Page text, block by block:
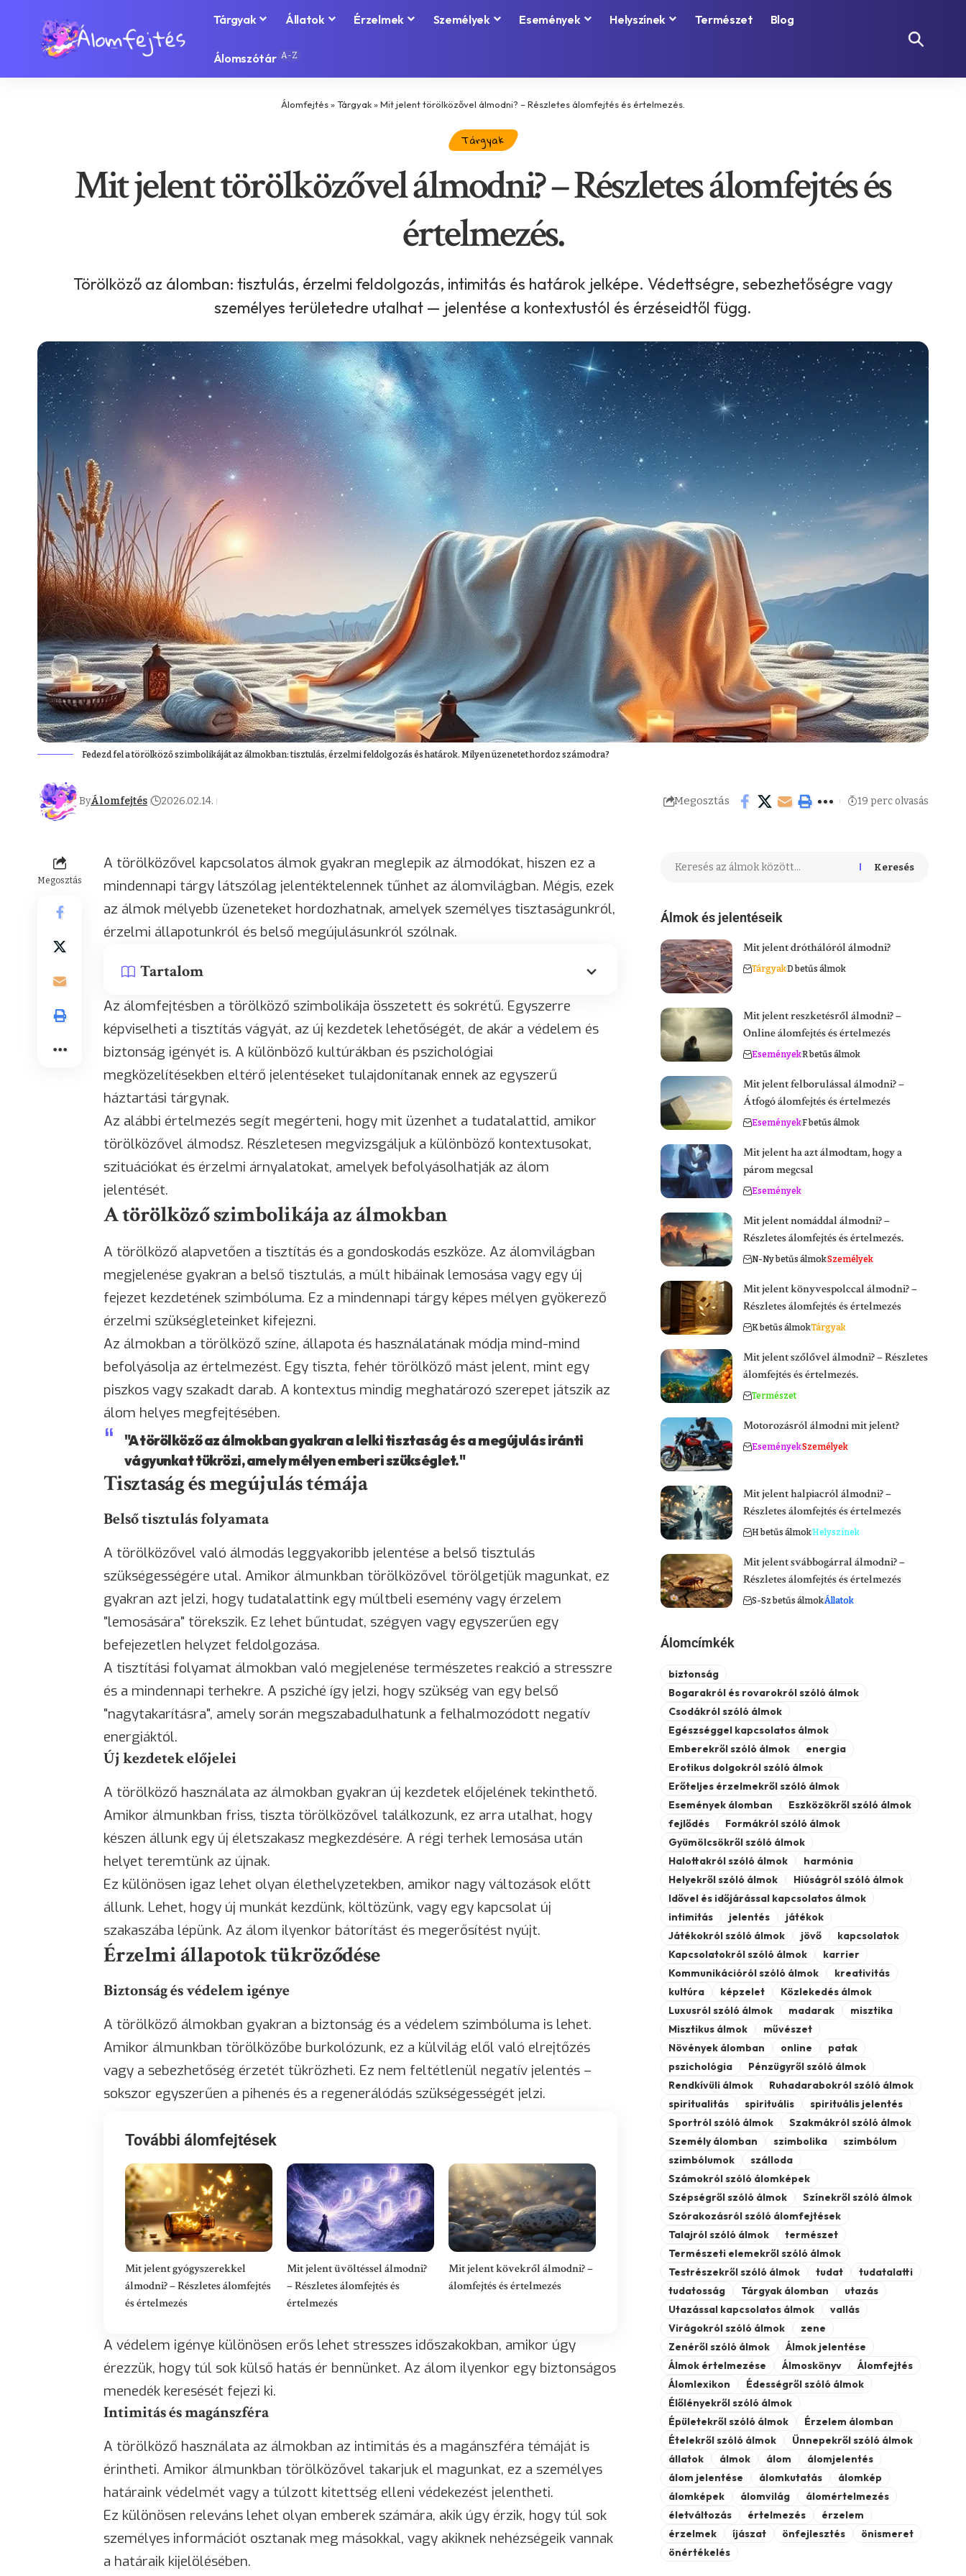
Tárgyak Állatok Érzelmek Személyek Események Helyszínek Természet Blog
Álomszótár A-Z
Álomfejtés»Tárgyak»Mit jelent törölközővel álmodni? – Részletes álomfejtés és értelmezés.
Tárgyak
Mit jelent törölközővel álmodni? – Részletes álomfejtés és
értelmezés.
Törölköző az álomban: tisztulás, érzelmi feldolgozás, intimitás és határok jelképe. Védettségre, sebezhetőségre vagy
személyes területedre utalhat — jelentése a kontextustól és érzéseidtől függ.
Fedezd fel a törölköző szimbolikáját az álmokban: tisztulás, érzelmi feldolgozás és határok. Milyen üzenetet hordoz számodra?
ByÁlomfejtés 2026.02.14. Megosztás 19 perc olvasás
Megosztás
A törölközővel kapcsolatos álmok gyakran meglepik az álmodókat, hiszen ez a
mindennapi tárgy látszólag jelentéktelennek tűnhet az álomvilágban. Mégis, ezek
az álmok mélyebb üzeneteket hordozhatnak, amelyek személyes tisztaságunkról,
érzelmi állapotunkról és belső megújulásunkról szólnak.
Tartalom
Az álomfejtésben a törölköző szimbolikája összetett és sokrétű. Egyszerre
képviselheti a tisztítás vágyát, az új kezdetek lehetőségét, de akár a védelem és
biztonság igényét is. A különböző kultúrákban és pszichológiai
megközelítésekben eltérő jelentéseket tulajdonítanak ennek az egyszerű
háztartási tárgynak.
Az alábbi értelmezés segít megérteni, hogy mit üzenhet a tudatalattid, amikor
törölközővel álmodsz. Részletesen megvizsgáljuk a különböző kontextusokat,
szituációkat és érzelmi árnyalatokat, amelyek befolyásolhatják az álom
jelentését.
A törölköző szimbolikája az álmokban
A törölköző alapvetően a tisztítás és a gondoskodás eszköze. Az álomvilágban
megjelenése gyakran a belső tisztulás, a múlt hibáinak lemosása vagy egy új
fejezet kezdetének szimbóluma. Ez a mindennapi tárgy képes mélyen gyökerező
érzelmi szükségleteinket kifejezni.
Az álmokban a törölköző színe, állapota és használatának módja mind-mind
befolyásolja az értelmezést. Egy tiszta, fehér törölköző mást jelent, mint egy
piszkos vagy szakadt darab. A kontextus mindig meghatározó szerepet játszik az
álom helyes megfejtésében.
"A törölköző az álmokban gyakran a lelki tisztaság és a megújulás iránti
vágyunkat tükrözi, amely mélyen emberi szükséglet."
Tisztaság és megújulás témája
Belső tisztulás folyamata
A törölközővel való álmodás leggyakoribb jelentése a belső tisztulás
szükségességére utal. Amikor álmunkban törölközővel törölgetjük magunkat, ez
gyakran azt jelzi, hogy tudatalattink egy múltbeli esemény vagy érzelem
"lemosására" törekszik. Ez lehet bűntudat, szégyen vagy egyszerűen egy
befejezetlen helyzet feldolgozása.
A tisztítási folyamat álmokban való megjelenése természetes reakció a stresszre
és a mindennapi terhekre. A psziché így jelzi, hogy szükség van egy belső
"nagytakarításra", amely során megszabadulhatunk a felhalmozódott negatív
energiáktól.
Új kezdetek előjelei
A törölköző használata az álmokban gyakran új kezdetek előjelének tekinthető.
Amikor álmunkban friss, tiszta törölközővel találkozunk, ez arra utalhat, hogy
készen állunk egy új életszakasz megkezdésére. A régi terhek lemosása után
helyet teremtünk az újnak.
Ez különösen igaz lehet olyan élethelyzetekben, amikor nagy változások előtt
állunk. Lehet, hogy új munkát kezdünk, költözünk, vagy egy kapcsolat új
szakaszába lépünk. Az álom ilyenkor bátorítást és megerősítést nyújt.
Érzelmi állapotok tükröződése
Biztonság és védelem igénye
A törölköző álmokban gyakran a biztonság és a védelem szimbóluma is lehet.
Amikor álmunkban törölközőbe burkolózunk, ez a külvilág elől való elrejtőzés
vagy a sebezhetőség érzetét tükrözheti. Ez nem feltétlenül negatív jelentés –
sokszor egyszerűen a pihenés és a regenerálódás szükségességét jelzi.
További álomfejtések
Mit jelent gyógyszerekkel
álmodni? – Részletes álomfejtés
és értelmezés
Mit jelent üvöltéssel álmodni?
– Részletes álomfejtés és
értelmezés
Mit jelent kövekről álmodni? –
álomfejtés és értelmezés
A védelem igénye különösen erős lehet stresszes időszakokban, amikor úgy
érezzük, hogy túl sok külső hatás ér bennünket. Az álom ilyenkor egy biztonságos
menedék keresését fejezi ki.
Intimitás és magánszféra
A törölköző használata az álmokban az intimitás és a magánszféra témáját is
érintheti. Amikor álmunkban törölközővel takarjuk el magunkat, ez a személyes
határaink védelmét vagy a túlzott kitettség elleni védekezést jelentheti.
Ez különösen releváns lehet olyan emberek számára, akik úgy érzik, hogy túl sok
személyes információt osztanak meg másokkal, vagy akiknek nehézségeik vannak
a határaik kijelölésében.
Keresés
Álmok és jelentéseik
Mit jelent dróthálóról álmodni?
TárgyakD betűs álmok
Mit jelent reszketésről álmodni? –
Online álomfejtés és értelmezés
EseményekR betűs álmok
Mit jelent felborulással álmodni? –
Átfogó álomfejtés és értelmezés
EseményekF betűs álmok
Mit jelent ha azt álmodtam, hogy a
párom megcsal
Események
Mit jelent nomáddal álmodni? –
Részletes álomfejtés és értelmezés.
N-Ny betűs álmokSzemélyek
Mit jelent könyvespolccal álmodni? –
Részletes álomfejtés és értelmezés
K betűs álmokTárgyak
Mit jelent szőlővel álmodni? – Részletes
álomfejtés és értelmezés.
Természet
Motorozásról álmodni mit jelent?
EseményekSzemélyek
Mit jelent halpiacról álmodni? –
Részletes álomfejtés és értelmezés
H betűs álmokHelyszínek
Mit jelent svábbogárral álmodni? –
Részletes álomfejtés és értelmezés
S-Sz betűs álmokÁllatok
Álomcímkék
biztonság
Bogarakról és rovarokról szóló álmok
Csodákról szóló álmok
Egészséggel kapcsolatos álmok
Emberekről szóló álmok
energia
Erotikus dolgokról szóló álmok
Erőteljes érzelmekről szóló álmok
Események álomban
Eszközökről szóló álmok
fejlődés
Formákról szóló álmok
Gyümölcsökről szóló álmok
Halottakról szóló álmok
harmónia
Helyekről szóló álmok
Hiúságról szóló álmok
Idővel és időjárással kapcsolatos álmok
intimitás
jelentés
játékok
Játékokról szóló álmok
jövő
kapcsolatok
Kapcsolatokról szóló álmok
karrier
Kommunikációról szóló álmok
kreativitás
kultúra
képzelet
Közlekedés álmok
Luxusról szóló álmok
madarak
misztika
Misztikus álmok
művészet
Növények álomban
online
patak
pszichológia
Pénzügyről szóló álmok
Rendkívüli álmok
Ruhadarabokról szóló álmok
spiritualitás
spirituális
spirituális jelentés
Sportról szóló álmok
Szakmákról szóló álmok
Személy álomban
szimbolika
szimbólum
szimbólumok
szálloda
Számokról szóló álomképek
Szépségről szóló álmok
Színekről szóló álmok
Szórakozásról szóló álomfejtések
Talajról szóló álmok
természet
Természeti elemekről szóló álmok
Testrészekről szóló álmok
tudat
tudatalatti
tudatosság
Tárgyak álomban
utazás
Utazással kapcsolatos álmok
vallás
Virágokról szóló álmok
zene
Zenéről szóló álmok
Álmok jelentése
Álmok értelmezése
Álmoskönyv
Álomfejtés
Álomlexikon
Édességről szóló álmok
Élőlényekről szóló álmok
Épületekről szóló álmok
Érzelem álomban
Ételekről szóló álmok
Ünnepekről szóló álmok
állatok
álmok álom
álomjelentés
álom jelentése
álomkutatás
álomkép
álomképek
álomvilág
álomértelmezés
életváltozás
értelmezés
érzelem
érzelmek
íjászat önfejlesztés
önismeret
önértékelés